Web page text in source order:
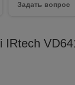
Задать вопрос
IRtech